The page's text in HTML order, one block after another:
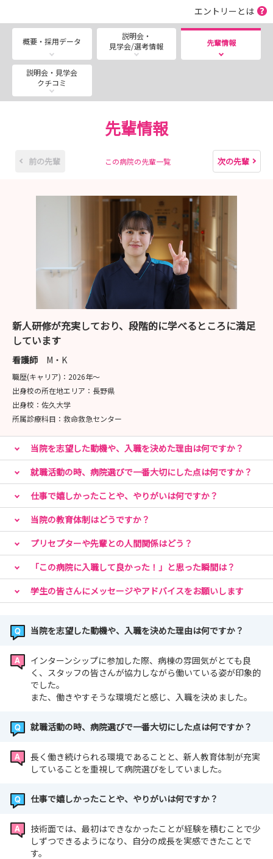
8/15（土）9月5日（土）9月19日（土）10月3日（土）10
月17日（土）11月7日（土）11月21日（土）12月5日
（土）12月19日（土）
＊９月以降は看護部ホームページよりご予約下さい
◆採用試験
2027年度卒は終了しました。2028年度の日程は冬頃に
------------------------------------------------------------
「ひとりにさせない新人教育」×「私を彩るプライベー
◆「ひとりにさせない」ペアワークで築く安心の第一歩◆
先輩と二人一組の「ペアワーク制」で疑問はその場で解決
相談しやすい温かな雰囲気で不安をゼロにします
新人離職率の低さも自慢です
◆ 総合病院で築く、確かな看護の土台◆
337床の総合病院として、ダビンチやPCIなどの先端医療
から地域医療まで幅広く経験可能
専門チームで多職種と連携し、確実な基礎力を身につけら
れます
◆ 「急性期なのにしっかり休める」働き方◆
年間休日120日、有休取得率80％超、残業は月5〜10時間
程度と少なめです
「チャージ休暇」で長期連休も可能、自分を労わる時間も
しっかり確保できます
◆ 大宮3分・都内30分。憧れのエリアが日常に◆
大宮駅へ1駅3分、都内へも30分の好アクセス
徒歩圏内の独身寮や、院内カフェ・マッサージルームも完
備し、充実の関東ライフを全力でサポートします
「仕事もプライベートも妥協したくない」そんな方是非一
度当院へお越しください
エントリーとは
概要・採用データ
説明会・
見学会/選考情報
先輩情報
説明会・見学会
クチコミ
先輩情報
前の先輩 この病院の先輩一覧 次の先輩
新人研修が充実しており、段階的に学べるところに満足
しています
看護師 M・K
職歴(キャリア)： 2026年〜
出身校の所在地エリア： 長野県
出身校： 佐久大学
所属診療科目： 救命救急センター
当院を志望した動機や、入職を決めた理由は何ですか？
就職活動の時、病院選びで一番大切にした点は何ですか？
仕事で嬉しかったことや、やりがいは何ですか？
当院の教育体制はどうですか？
プリセプターや先輩との人間関係はどう？
「この病院に入職して良かった！」と思った瞬間は？
学生の皆さんにメッセージやアドバイスをお願いします
当院を志望した動機や、入職を決めた理由は何ですか？
インターンシップに参加した際、病棟の雰囲気がとても良
く、スタッフの皆さんが協力しながら働いている姿が印象的
でした。
また、働きやすそうな環境だと感じ、入職を決めました。
就職活動の時、病院選びで一番大切にした点は何ですか？
長く働き続けられる環境であることと、新人教育体制が充実
していることを重視して病院選びをしていました。
仕事で嬉しかったことや、やりがいは何ですか？
技術面では、最初はできなかったことが経験を積むことで少
しずつできるようになり、自分の成長を実感できたことで
す。